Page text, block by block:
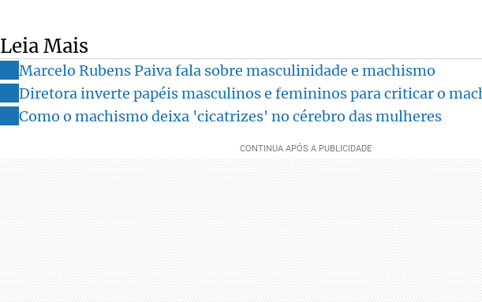
Leia Mais
Marcelo Rubens Paiva fala sobre masculinidade e machismo
Diretora inverte papéis masculinos e femininos para criticar o
Como o machismo deixa 'cicatrizes' no cérebro das mulheres